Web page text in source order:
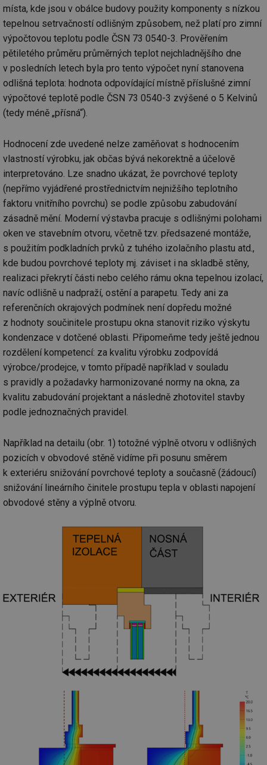
místa, kde jsou v obálce budovy použity komponenty s nízkou
tepelnou setrvačností odlišným způsobem, než platí pro zimní
výpočtovou teplotu podle ČSN 73 0540-3. Prověřením
pětiletého průměru průměrných teplot nejchladnějšího dne
v posledních letech byla pro tento výpočet nyní stanovena
odlišná teplota: hodnota odpovídající místně příslušné zimní
výpočtové teplotě podle ČSN 73 0540-3 zvýšené o 5 Kelvinů
(tedy méně „přísná“).
Hodnocení zde uvedené nelze zaměňovat s hodnocením
vlastností výrobku, jak občas bývá nekorektně a účelově
interpretováno. Lze snadno ukázat, že povrchové teploty
(nepřímo vyjádřené prostřednictvím nejnižšího teplotního
faktoru vnitřního povrchu) se podle způsobu zabudování
zásadně mění. Moderní výstavba pracuje s odlišnými polohami
oken ve stavebním otvoru, včetně tzv. předsazené montáže,
s použitím podkladních prvků z tuhého izolačního plastu atd.,
kde budou povrchové teploty mj. záviset i na skladbě stěny,
realizaci překrytí části nebo celého rámu okna tepelnou izolací,
navíc odlišně u nadpraží, ostění a parapetu. Tedy ani za
referenčních okrajových podmínek není dopředu možné
z hodnoty součinitele prostupu okna stanovit riziko výskytu
kondenzace v dotčené oblasti. Připomeňme tedy ještě jednou
rozdělení kompetencí: za kvalitu výrobku zodpovídá
výrobce/prodejce, v tomto případě například v souladu
s pravidly a požadavky harmonizované normy na okna, za
kvalitu zabudování projektant a následně zhotovitel stavby
podle jednoznačných pravidel.
Například na detailu (obr. 1) totožné výplně otvoru v odlišných
pozicích v obvodové stěně vidíme při posunu směrem
k exteriéru snižování povrchové teploty a současně (žádoucí)
snižování lineárního činitele prostupu tepla v oblasti napojení
obvodové stěny a výplně otvoru.